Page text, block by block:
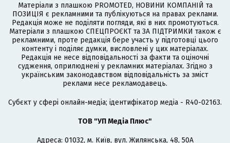
Матеріали з плашкою PROMOTED, НОВИНИ КОМПАНІЙ та
ПОЗИЦІЯ є рекламними та публікуються на правах реклами.
Редакція може не поділяти погляди, які в них промотуються.
Матеріали з плашкою СПЕЦПРОЄКТ та ЗА ПІДТРИМКИ також є
рекламними, проте редакція бере участь у підготовці цього
контенту і поділяє думки, висловлені у цих матеріалах.
Редакція не несе відповідальності за факти та оціночні
судження, оприлюднені у рекламних матеріалах. Згідно з
українським законодавством відповідальність за зміст
реклами несе рекламодавець.
Cубєкт у сфері онлайн-медіа; ідентифікатор медіа - R40-02163.
ТОВ "УП Медіа Плюс"
Адреса: 01032, м. Київ, вул. Жилянська, 48, 50А